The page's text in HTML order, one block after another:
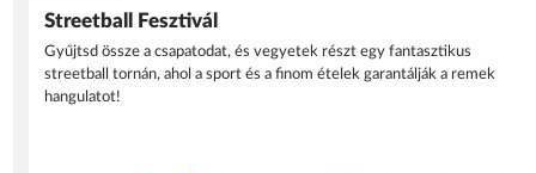
Streetball Fesztivál
Gyűjtsd össze a csapatodat, és vegyetek részt egy fantasztikus
streetball tornán, ahol a sport és a finom ételek garantálják a remek
hangulatot!